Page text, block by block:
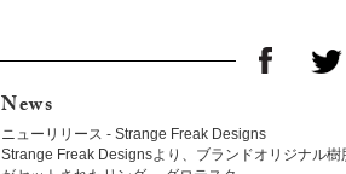
News
ニューリリース - Strange Freak Designs
Strange Freak Designsより、ブランドオリジナル樹